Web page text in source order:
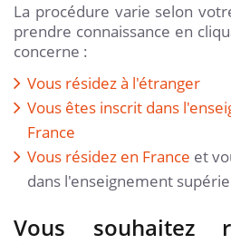
La procédure varie selon
prendre connaissance en
concerne :
Vous résidez à l'étranger
Vous êtes inscrit dans
France
Vous résidez en France et
dans l'enseignement
Vous souhaitez